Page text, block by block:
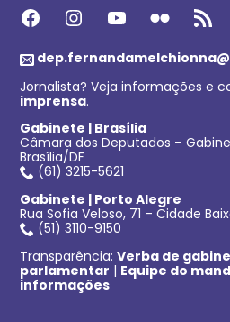
Facebook Instagram Youtube Flickr Feed RSS
Jornalista? Veja informações e
imprensa.
Gabinete | Brasília
Câmara dos Deputados –
Brasília/DF
(61) 3215-5621
Gabinete | Porto Alegre
Rua Sofia Veloso, 71 – Cidade
(51) 3110-9150
Transparência:Verba de
parlamentar | Equipe do
informações